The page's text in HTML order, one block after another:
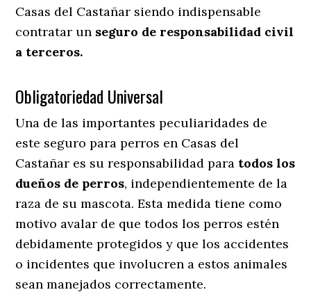
Casas del Castañar siendo indispensable
contratar un seguro de responsabilidad civil
a terceros.
Obligatoriedad Universal
Una de las importantes peculiaridades de
este seguro para perros en Casas del
Castañar es su responsabilidad para todos los
dueños de perros, independientemente de la
raza de su mascota. Esta medida tiene como
motivo avalar de que todos los perros estén
debidamente protegidos y que los accidentes
o incidentes que involucren a estos animales
sean manejados correctamente.